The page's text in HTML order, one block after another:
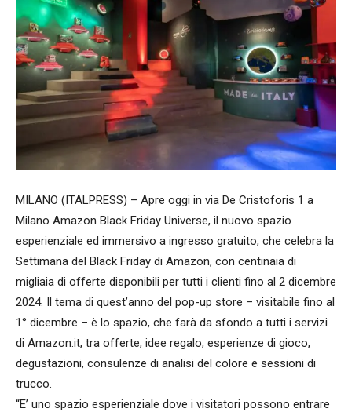
MILANO (ITALPRESS) – Apre oggi in via De Cristoforis 1 a
Milano Amazon Black Friday Universe, il nuovo spazio
esperienziale ed immersivo a ingresso gratuito, che celebra la
Settimana del Black Friday di Amazon, con centinaia di
migliaia di offerte disponibili per tutti i clienti fino al 2 dicembre
2024. Il tema di quest’anno del pop-up store – visitabile fino al
1° dicembre – è lo spazio, che farà da sfondo a tutti i servizi
di Amazon.it, tra offerte, idee regalo, esperienze di gioco,
degustazioni, consulenze di analisi del colore e sessioni di
trucco.
“E’ uno spazio esperienziale dove i visitatori possono entrare